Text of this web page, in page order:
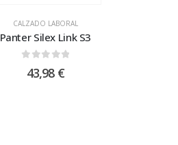
CALZADO LABORAL
Panter Silex Link S3
43,98 €